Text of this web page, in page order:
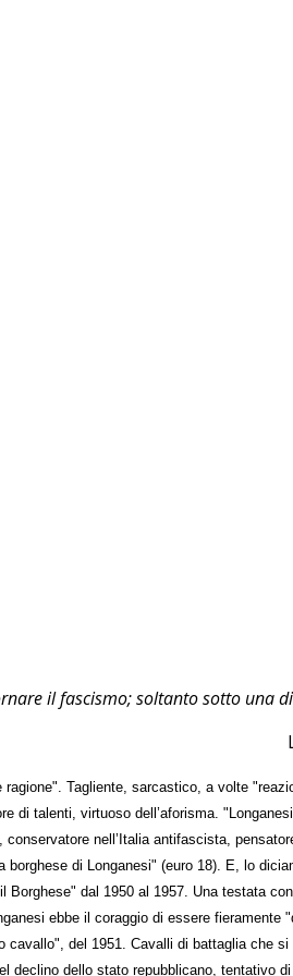
il fascismo; soltanto sotto una
Tagliente, sarcastico, a volte
di talenti, virtuoso dell’aforisma.
nell’Italia antifascista,
di Longanesi" (euro 18). E, lo
dal 1950 al 1957. Una testata
ebbe il coraggio di essere
del 1951. Cavalli di battaglia che
dello stato repubblicano, tentativo